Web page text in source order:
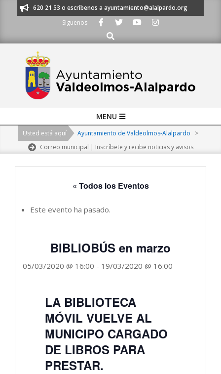
al 91 620 21 53 o escríbenos a ayuntamiento@alalpardo.org
Síguenos
Buscar
Navigation
MENU
Usted está aquí Ayuntamiento de Valdeolmos-Alalpardo
>
Correo municipal | Inscríbete y recibe noticias y avisos
« Todos los Eventos
Este evento ha pasado.
BIBLIOBÚS en marzo
05/03/2020 @ 16:00 - 19/03/2020 @ 16:00
LA BIBLIOTECA
MÓVIL VUELVE AL
MUNICIPO CARGADO
DE LIBROS PARA
PRESTAR.